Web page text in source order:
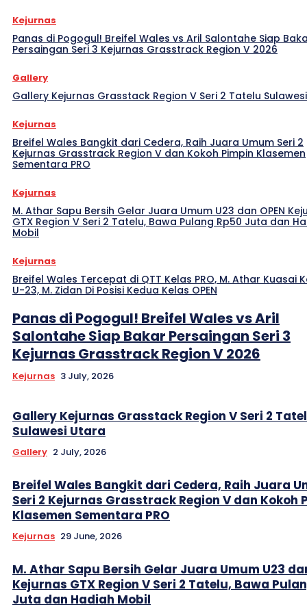
Kejurnas
Panas di Pogogul! Breifel Wales vs Aril Salontahe Siap
Persaingan Seri 3 Kejurnas Grasstrack Region V 2026
Gallery
Gallery Kejurnas Grasstack Region V Seri 2 Tatelu
Kejurnas
Breifel Wales Bangkit dari Cedera, Raih Juara Umum Seri 2
Kejurnas Grasstrack Region V dan Kokoh Pimpin Klasemen
Sementara PRO
Kejurnas
M. Athar Sapu Bersih Gelar Juara Umum U23 dan OPEN
GTX Region V Seri 2 Tatelu, Bawa Pulang Rp50 Juta dan
Mobil
Kejurnas
Breifel Wales Tercepat di QTT Kelas PRO, M. Athar Kuasai
U-23, M. Zidan Di Posisi Kedua Kelas OPEN
Panas di Pogogul! Breifel Wales vs Aril
Salontahe Siap Bakar Persaingan Seri 3
Kejurnas Grasstrack Region V 2026
Kejurnas 3 July, 2026
Gallery Kejurnas Grasstack Region V Seri 2
Sulawesi Utara
Gallery 2 July, 2026
Breifel Wales Bangkit dari Cedera, Raih Juara
Seri 2 Kejurnas Grasstrack Region V dan Kokoh
Klasemen Sementara PRO
Kejurnas 29 June, 2026
M. Athar Sapu Bersih Gelar Juara Umum U23
Kejurnas GTX Region V Seri 2 Tatelu, Bawa
Juta dan Hadiah Mobil